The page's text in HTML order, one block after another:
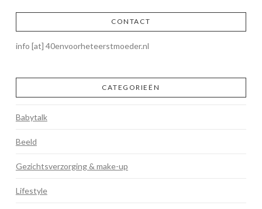
CONTACT
info [at] 40envoorheteerstmoeder.nl
CATEGORIEËN
Babytalk
Beeld
Gezichtsverzorging & make-up
Lifestyle